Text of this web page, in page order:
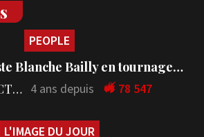
PEOPLE
Blanche Bailly en tournage…
LA REDACTION 4 ans depuis 78 547
L'IMAGE DU JOUR